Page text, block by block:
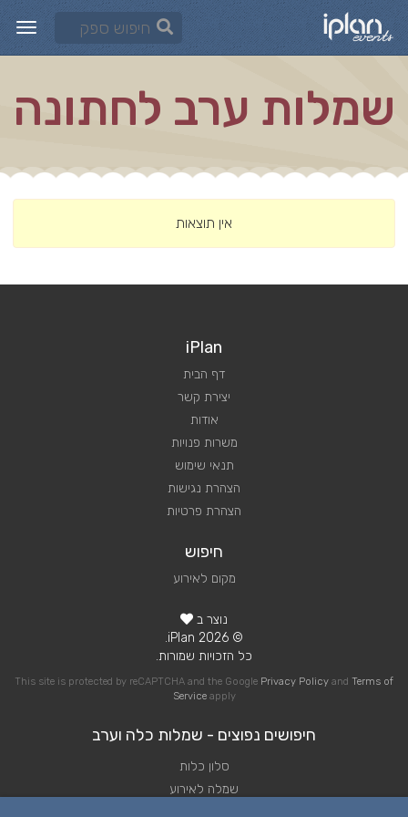
שמלות ערב לחתונה
אין תוצאות
iPlan
דף הבית
יצירת קשר
אודות
משרות פנויות
תנאי שימוש
הצהרת נגישות
הצהרת פרטיות
חיפוש
מקום לאירוע
נוצר ב
© 2026 iPlan.
כל הזכויות שמורות.
This site is protected by reCAPTCHA and the Google Privacy Policy and Terms of
Serviceapply
חיפושים נפוצים - שמלות כלה וערב
סלון כלות
שמלה לאירוע